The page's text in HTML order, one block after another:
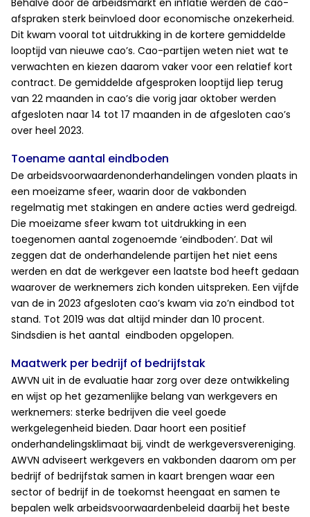
Behalve door de arbeidsmarkt en inflatie werden de cao-
afspraken sterk beïnvloed door economische onzekerheid.
Dit kwam vooral tot uitdrukking in de kortere gemiddelde
looptijd van nieuwe cao’s. Cao-partijen weten niet wat te
verwachten en kiezen daarom vaker voor een relatief kort
contract. De gemiddelde afgesproken looptijd liep terug
van 22 maanden in cao’s die vorig jaar oktober werden
afgesloten naar 14 tot 17 maanden in de afgesloten cao’s
over heel 2023.
Toename aantal eindboden
De arbeidsvoorwaardenonderhandelingen vonden plaats in
een moeizame sfeer, waarin door de vakbonden
regelmatig met stakingen en andere acties werd gedreigd.
Die moeizame sfeer kwam tot uitdrukking in een
toegenomen aantal zogenoemde ‘eindboden’. Dat wil
zeggen dat de onderhandelende partijen het niet eens
werden en dat de werkgever een laatste bod heeft gedaan
waarover de werknemers zich konden uitspreken. Een vijfde
van de in 2023 afgesloten cao’s kwam via zo’n eindbod tot
stand. Tot 2019 was dat altijd minder dan 10 procent.
Sindsdien is het aantal eindboden opgelopen.
Maatwerk per bedrijf of bedrijfstak
AWVN uit in de evaluatie haar zorg over deze ontwikkeling
en wijst op het gezamenlijke belang van werkgevers en
werknemers: sterke bedrijven die veel goede
werkgelegenheid bieden. Daar hoort een positief
onderhandelingsklimaat bij, vindt de werkgeversvereniging.
AWVN adviseert werkgevers en vakbonden daarom om per
bedrijf of bedrijfstak samen in kaart brengen waar een
sector of bedrijf in de toekomst heengaat en samen te
bepalen welk arbeidsvoorwaardenbeleid daarbij het beste